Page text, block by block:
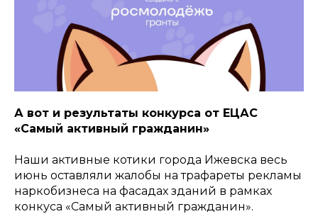
А вот и результаты конкурса от ЕЦАС
«Самый активный гражданин»
Наши активные котики города Ижевска весь
июнь оставляли жалобы на трафареты рекламы
наркобизнеса на фасадах зданий в рамках
конкуса «Самый активный гражданин».